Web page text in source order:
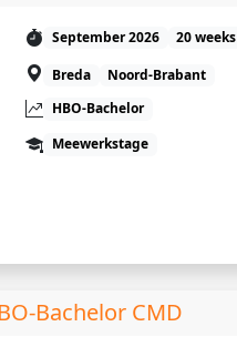
September 2026 20 weeks
Breda
Noord-Brabant
HBO-Bachelor
Meewerkstage
Bachelor CMD